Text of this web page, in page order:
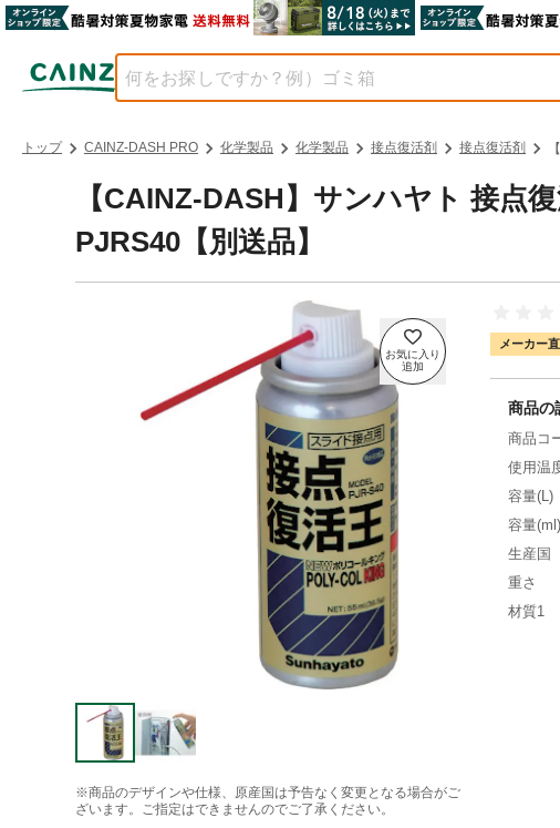
トップ CAINZ-DASH PRO 化学製品 化学製品 接点復活剤 接点復活剤
【CAINZ-DASH】サンハヤト 接
PJRS40【別送品】
※商品のデザインや仕様、原産国は予告なく変更となる場合がご
ざいます。ご指定はできませんのでご了承ください。
メーカー
商品の
商品コ
使用温
容量(L)
容量(ml)
生産国
重さ
材質1